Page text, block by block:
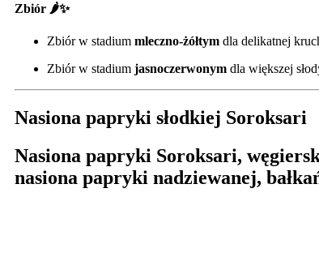
Zbiór 🌶️✨
Zbiór w stadium mleczno-żółtym dla delikatnej
Zbiór w stadium jasnoczerwonym dla większej
Nasiona papryki słodkiej Soroksari
Nasiona papryki Soroksari,
nasiona papryki nadziewanej,